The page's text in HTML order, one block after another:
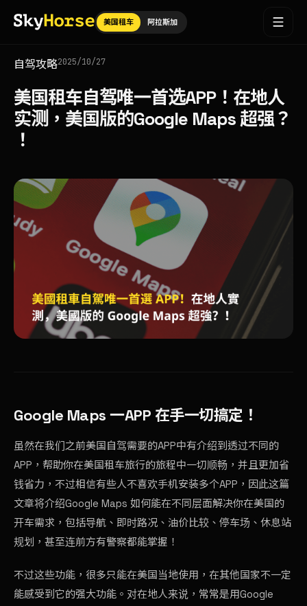
美国租车 阿拉斯加
自驾攻略2025/10/27
美国租车自驾唯一首选APP！在地人
实测，美国版的Google Maps 超强？
！
Google Maps 一APP 在手一切搞定！
虽然在我们之前美国自驾需要的APP中有介绍到透过不同的
APP，帮助你在美国租车旅行的旅程中一切顺畅，并且更加省
钱省力，不过相信有些人不喜欢手机安装多个APP，因此这篇
文章将介绍Google Maps 如何能在不同层面解决你在美国的
开车需求，包括导航、即时路况、油价比较、停车场、休息站
规划，甚至连前方有警察都能掌握！
不过这些功能，很多只能在美国当地使用，在其他国家不一定
能感受到它的强大功能。对在地人来说，常常是用Google